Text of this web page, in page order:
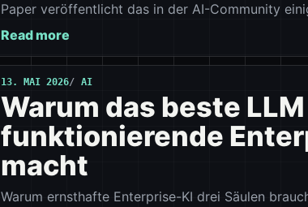
Paper veröffentlicht das in der AI-Community
Read more
13. MAI 2026 AI
Warum das beste
funktionierende
macht
Warum ernsthafte Enterprise-KI drei Säulen